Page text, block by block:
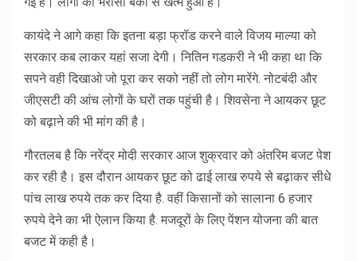
कायंदे ने आगे कहा कि इतना बड़ा फ्रॉड करने वाले विजय माल्या को
सरकार कब लाकर यहां सजा देगी। नितिन गडकरी ने भी कहा था कि
सपने वही दिखाओ जो पूरा कर सको नहीं तो लोग मारेंगे. नोटबंदी और
जीएसटी की आंच लोगों के घरों तक पहुंची है। शिवसेना ने आयकर छूट
को बढ़ाने की भी मांग की है।
गौरतलब है कि नरेंद्र मोदी सरकार आज शुक्रवार को अंतरिम बजट पेश
कर रही है। इस दौरान आयकर छूट को ढाई लाख रुपये से बढ़ाकर सीधे
पांच लाख रुपये तक कर दिया है. वहीं किसानों को सालाना 6 हजार
रुपये देने का भी ऐलान किया है. मजदूरों के लिए पेंशन योजना की बात
बजट में कही है।